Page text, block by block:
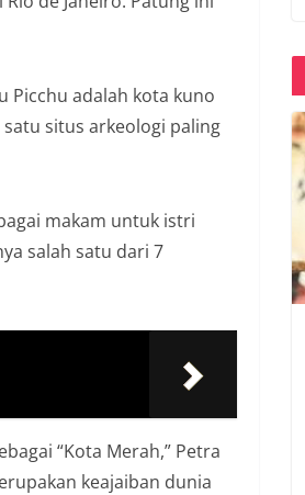
Picchu adalah kota kuno
situs arkeologi paling
makam untuk istri
salah satu dari 7
“Kota Merah,” Petra
keajaiban dunia